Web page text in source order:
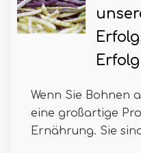
Erfolg
Wenn Sie Bohnen
eine großartige
Ernährung. Sie